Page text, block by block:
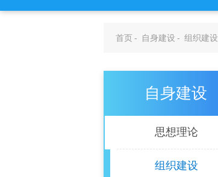
首页- 自身建设 - 组织建设
自身建设
思想理论
组织建设